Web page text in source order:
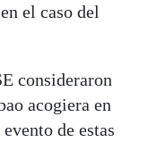
el caso del
consideraron
acogiera en
de estas